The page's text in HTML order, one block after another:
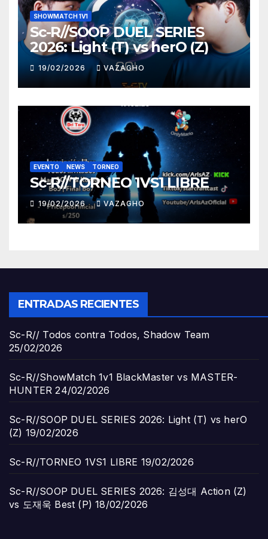
SHOWMATCH 1V1
Sc-R//SOOP DUEL SERIES
2026: Light (T) vs herO (Z)
19/02/2026 VAZAGHO
EVENTO NEWS TORNEO
Sc-R//TORNEO 1VS1 LIBRE
19/02/2026 VAZAGHO
ENTRADAS RECIENTES
Sc-R// Todos contra Todos, Shadow Team
25/02/2026
Sc-R//ShowMatch 1v1 BlackMaster vs MASTER-
HUNTER 24/02/2026
Sc-R//SOOP DUEL SERIES 2026: Light (T) vs herO
(Z) 19/02/2026
Sc-R//TORNEO 1VS1 LIBRE 19/02/2026
Sc-R//SOOP DUEL SERIES 2026: 김성대 Action (Z)
vs 도재욱 Best (P) 18/02/2026